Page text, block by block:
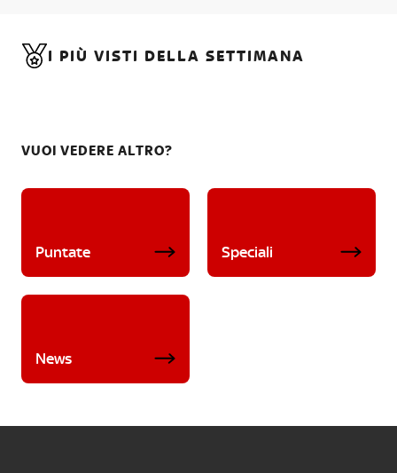
I PIÙ VISTI DELLA SETTIMANA
VUOI VEDERE ALTRO?
Puntate Speciali
News